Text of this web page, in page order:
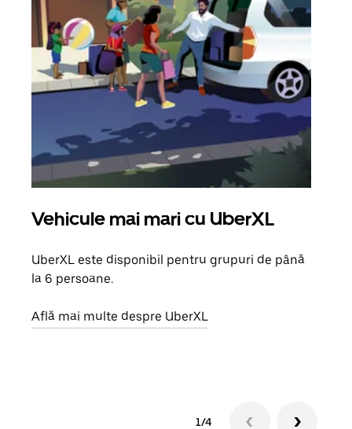
Vehicule mai mari cu UberXL
UberXL este disponibil pentru grupuri de până
la 6 persoane.
Află mai multe despre UberXL
1/4